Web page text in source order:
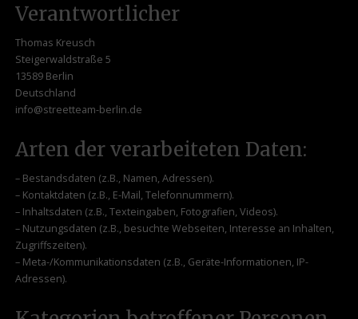
Verantwortlicher
Thomas Kreusch
Steigerwaldstraße 5
13589 Berlin
Deutschland
info@streetteam-berlin.de
Arten der verarbeiteten Daten:
– Bestandsdaten (z.B., Namen, Adressen).
– Kontaktdaten (z.B., E-Mail, Telefonnummern).
– Inhaltsdaten (z.B., Texteingaben, Fotografien, Videos).
– Nutzungsdaten (z.B., besuchte Webseiten, Interesse an Inhalten,
Zugriffszeiten).
– Meta-/Kommunikationsdaten (z.B., Geräte-Informationen, IP-
Adressen).